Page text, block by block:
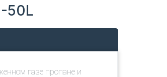
50L
газе пропане и